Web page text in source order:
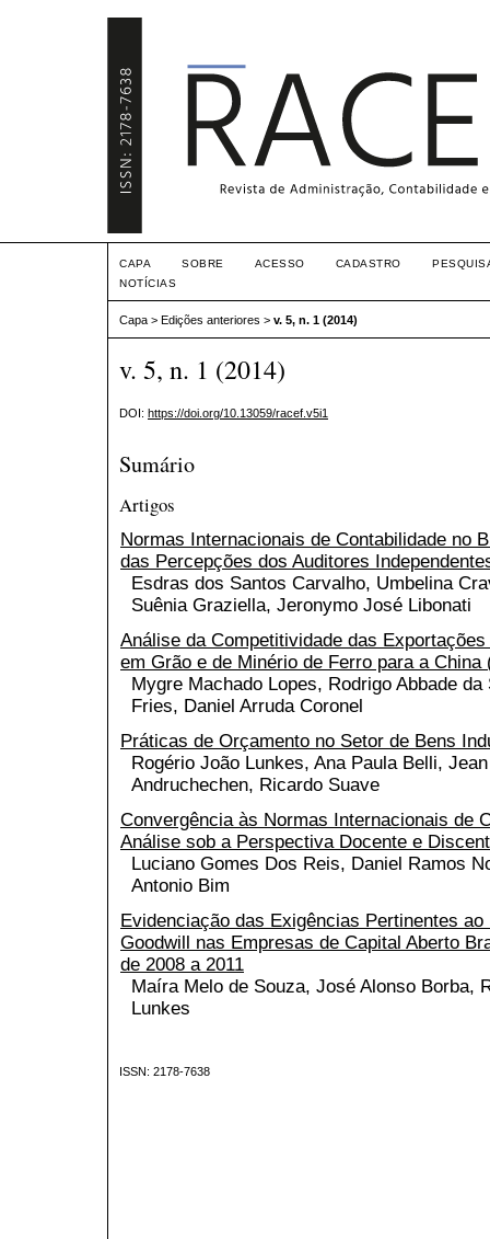
CAPA SOBRE ACESSO CADASTRO
NOTÍCIAS
Capa > Edições anteriores > v. 5, n. 1 (2014)
v. 5, n. 1 (2014)
DOI: https://doi.org/10.13059/racef.v5i1
Sumário
Artigos
Normas Internacionais de Contabilidade no
das Percepções dos Auditores
Esdras dos Santos Carvalho, Umbelina
Suênia Graziella, Jeronymo José Libonati
Análise da Competitividade das
em Grão e de Minério de Ferro para a China
Mygre Machado Lopes, Rodrigo Abbade
Fries, Daniel Arruda Coronel
Práticas de Orçamento no Setor de Bens
Rogério João Lunkes, Ana Paula Belli,
Andruchechen, Ricardo Suave
Convergência às Normas Internacionais de
Análise sob a Perspectiva Docente e
Luciano Gomes Dos Reis, Daniel Ramos
Antonio Bim
Evidenciação das Exigências Pertinentes ao
Goodwill nas Empresas de Capital Aberto
de 2008 a 2011
Maíra Melo de Souza, José Alonso Borba,
Lunkes
ISSN: 2178-7638